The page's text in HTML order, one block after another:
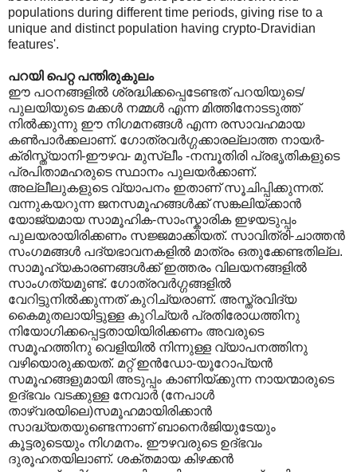
populations during different time periods, giving rise to a
unique and distinct population having crypto-Dravidian
features'.
പറയി പെറ്റ പന്തിരുകുലം
ഈ പഠനങ്ങളില്‍ ശ്രദ്ധിക്കപ്പെടേണ്ടത് പറയിയുടെ/
പുലയിയുടെ മക്കള്‍ നമ്മള്‍ എന്ന മിത്തിനോടടുത്ത്
നില്‍ക്കുന്നു ഈ നിഗമനങ്ങള്‍ എന്ന രസാവഹമായ
കണ്‍പാര്‍ക്കലാണ്. ഗോത്രവര്‍ഗ്ഗക്കാരല്ലാത്ത നായര്‍-
ക്രിസ്ത്യാനി-ഈഴവ- മുസ്ലീം -നമ്പൂതിരി പ്രഭൃതികളുടെ
പ്രപിതാമഹരുടെ സ്ഥാനം പുലയര്‍ക്കാണ്.
അല്ലീലുകളുടെ വ്യാപനം ഇതാണ് സൂചിപ്പിക്കുന്നത്.
വന്നുകയറുന്ന ജനസമൂഹങ്ങള്‍ക്ക് സങ്കലിയ്ക്കാന്‍
യോജ്യമായ സാമൂഹിക-സാംസ്കാരിക ഇഴയടുപ്പം
പുലയരായിരിക്കണം സജ്ജമാക്കിയത്. സാവിത്രി-ചാത്തന്‍
സംഗമങ്ങള്‍ പദ്യഭാവനകളില്‍‍ മാത്രം ഒതുക്കേണ്ടതില്ല.
സാമൂഹ്യകാരണങ്ങള്‍ക്ക് ഇത്തരം വിലയനങ്ങളില്‍
സാംഗത്യമുണ്ട്. ഗോത്രവര്‍ഗ്ഗങ്ങളില്‍
വേറിട്ടുനില്‍ക്കുന്നത് കുറിച്യരാണ്. അസ്ത്രവിദ്യ
കൈമുതലായിട്ടുള്ള കുറിച്യര്‍ പ്രതിരോധത്തിനു
നിയോഗിക്കപ്പെട്ടതായിയിരിക്കണം അവരുടെ
സമൂഹത്തിനു വെളിയില്‍ നിന്നുള്ള വ്യാപനത്തിനു
വഴിയൊരുക്കയത്. മറ്റ് ഇന്‍ഡോ-യൂറോപ്യന്‍
സമൂഹങ്ങളുമായി അടുപ്പം കാണിയ്ക്കുന്ന നായന്മാരുടെ
ഉദ്ഭവം വടക്കുള്ള നേവാര്‍ (നേപാള്‍
താഴ്വരയിലെ)സമൂഹമായിരിക്കാന്‍
സാദ്ധ്യതയുണ്ടെന്നാണ് ബാനെര്‍ജിയുടേയും
കൂട്ടരുടെയും നിഗമനം. ഈഴവരുടെ ഉദ്ഭവം
ദുരൂഹതയിലാണ്. ശക്തമായ കിഴക്കന്‍